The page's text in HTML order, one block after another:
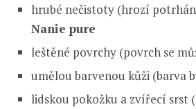
hrubé nečistoty (hrozí
Nanie pure
leštěné povrchy (povrch se
umělou barvenou kůži (barva
lidskou pokožku a zvířecí srst